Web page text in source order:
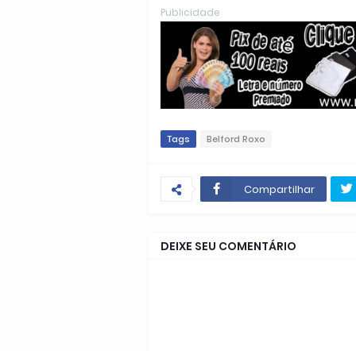
Publicidade
Tags Belford Roxo
Compartilhar
DEIXE SEU COMENTÁRIO